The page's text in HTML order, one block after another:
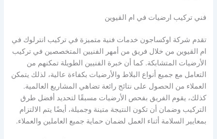
فني تركيب ارضيات في ام القيوين
تقدم شركة اوكساجون خدمات فنية متميزة في تركيب انترلوك في
ام القيوين من خلال فريق من أمهر الفنيين المتخصصين في تركيب
الأرضيات المتشابكة. كما أن خبرة الفنيين الطويلة تمكنهم من
التعامل مع جميع أنواع البلاط والأرضيات بكفاءة عالية، لذلك يتمكن
العملاء من الحصول على نتائج رائعة تضاهي المشاريع العالمية.
كذلك، يقوم الفريق بفحص الأرضيات مسبقًا لتحديد أفضل طرق
التركيب وضمان أن تكون النتيجة متينة وجميلة، أيضًا يتم الالتزام
بمعايير السلامة أثناء العمل لضمان حماية جميع العاملين والعملاء.